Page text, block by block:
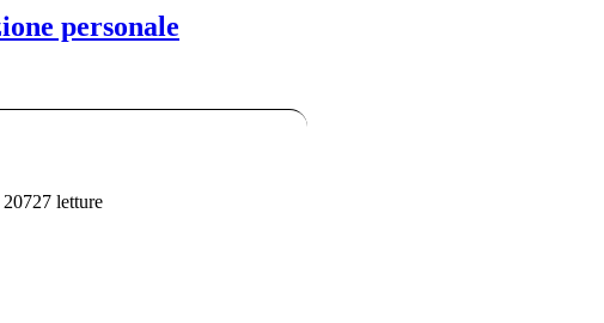
personale
20727 letture